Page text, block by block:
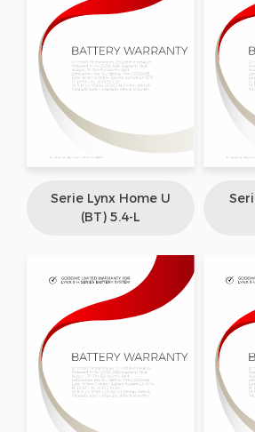
Serie Lynx Home U
(BT) 5.4-L